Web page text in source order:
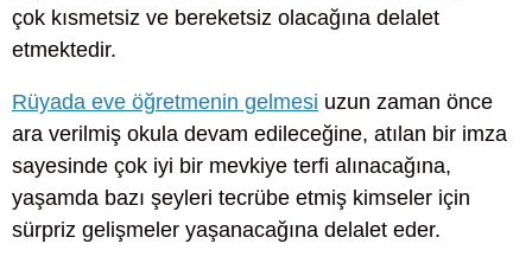
çok kısmetsiz ve bereketsiz olacağına delalet
etmektedir.
Rüyada eve öğretmenin gelmesi uzun zaman önce
ara verilmiş okula devam edileceğine, atılan bir imza
sayesinde çok iyi bir mevkiye terfi alınacağına,
yaşamda bazı şeyleri tecrübe etmiş kimseler için
sürpriz gelişmeler yaşanacağına delalet eder.